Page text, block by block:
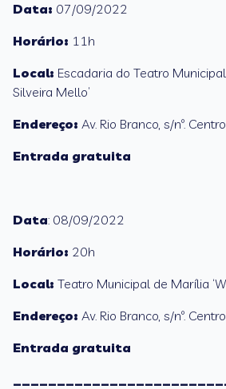
Data: 07/09/2022
Horário: 11h
Local: Escadaria do Teatro
Silveira Mello’
Endereço: Av. Rio Branco, s/nº.
Entrada gratuita
Data: 08/09/2022
Horário: 20h
Local: Teatro Municipal de Marília
Endereço: Av. Rio Branco, s/nº.
Entrada gratuita